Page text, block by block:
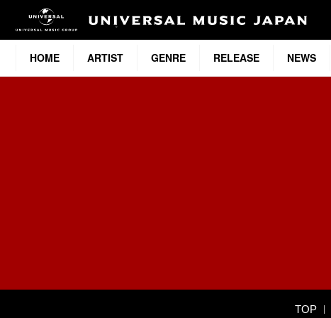
HOME ARTIST GENRE RELEASE NEWS
TOP